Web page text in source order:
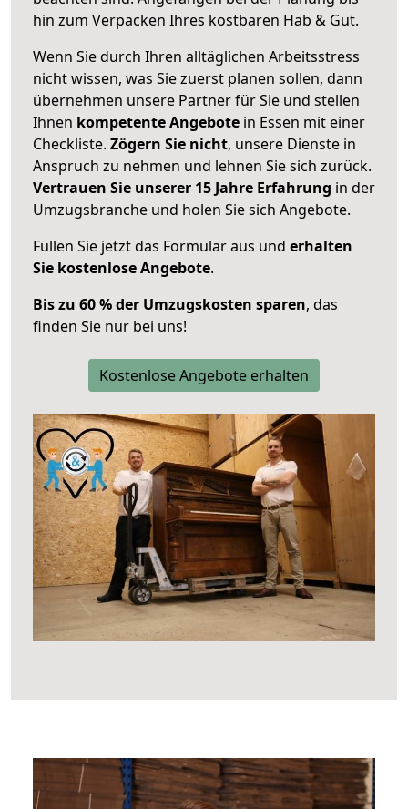
hin zum Verpacken Ihres kostbaren Hab & Gut.
Wenn Sie durch Ihren alltäglichen Arbeitsstress
nicht wissen, was Sie zuerst planen sollen, dann
übernehmen unsere Partner für Sie und stellen
Ihnen kompetente Angebote in Essen mit einer
Checkliste. Zögern Sie nicht, unsere Dienste in
Anspruch zu nehmen und lehnen Sie sich zurück.
Vertrauen Sie unserer 15 Jahre Erfahrung in der
Umzugsbranche und holen Sie sich Angebote.
Füllen Sie jetzt das Formular aus und erhalten
Sie kostenlose Angebote.
Bis zu 60 % der Umzugskosten sparen, das
finden Sie nur bei uns!
Kostenlose Angebote erhalten